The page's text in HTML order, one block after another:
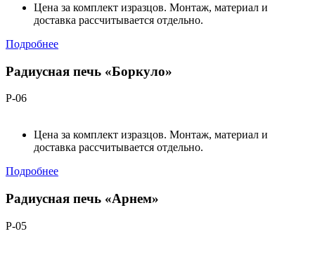
Цена за комплект изразцов. Монтаж, материал и
доставка рассчитывается отдельно.
Подробнее
Радиусная печь «Боркуло»
Р-06
Цена за комплект изразцов. Монтаж, материал и
доставка рассчитывается отдельно.
Подробнее
Радиусная печь «Арнем»
Р-05